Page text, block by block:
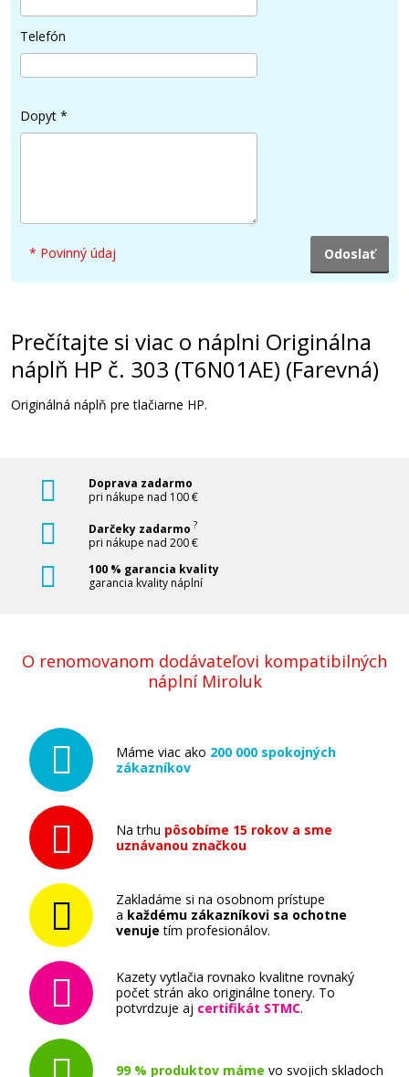
Pridať do košíka
Telefón
Dopyt *
* Povinný údaj
Prečítajte si viac o náplni Originálna
náplň HP č. 303 (T6N01AE) (Farevná)
Originálná náplň pre tlačiarne HP.
Doprava zadarmo
pri nákupe nad 100 €
Darčeky zadarmo ?
pri nákupe nad 200 €
100 % garancia kvality
garancia kvality náplní
O renomovanom dodávateľovi kompatibilných
náplní Miroluk
Máme viac ako 200 000 spokojných
zákazníkov
Na trhu pôsobíme 15 rokov a sme
uznávanou značkou
Zakladáme si na osobnom prístupe
a každému zákazníkovi sa ochotne
venuje tím profesionálov.
Kazety vytlačia rovnako kvalitne rovnaký
počet strán ako originálne tonery. To
potvrdzuje aj certifikát STMC.
99 % produktov máme vo svojich skladoch